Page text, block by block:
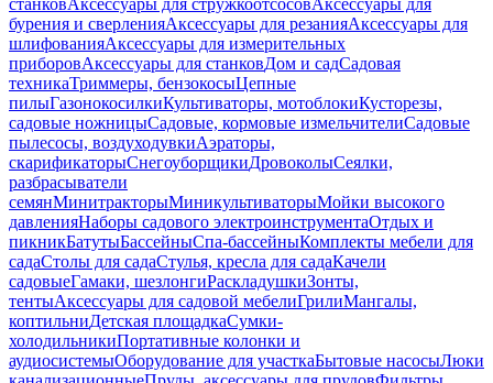
станковАксессуары для стружкоотсосовАксессуары для
бурения и сверленияАксессуары для резанияАксессуары для
шлифованияАксессуары для измерительных
приборовАксессуары для станковДом и садСадовая
техникаТриммеры, бензокосыЦепные
пилыГазонокосилкиКультиваторы, мотоблокиКусторезы,
садовые ножницыСадовые, кормовые измельчителиСадовые
пылесосы, воздуходувкиАэраторы,
скарификаторыСнегоуборщикиДровоколыСеялки,
разбрасыватели
семянМинитракторыМиникультиваторыМойки высокого
давленияНаборы садового электроинструментаОтдых и
пикникБатутыБассейныСпа-бассейныКомплекты мебели для
садаСтолы для садаСтулья, кресла для садаКачели
садовыеГамаки, шезлонгиРаскладушкиЗонты,
тентыАксессуары для садовой мебелиГрилиМангалы,
коптильниДетская площадкаСумки-
холодильникиПортативные колонки и
аудиосистемыОборудование для участкаБытовые насосыЛюки